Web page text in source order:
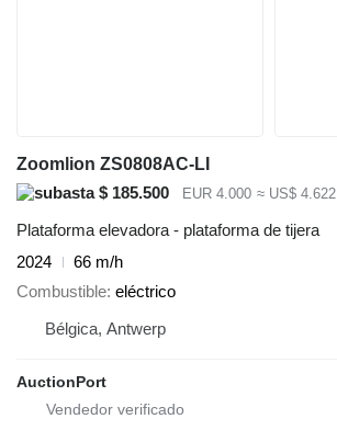
Zoomlion ZS0808AC-LI
$ 185.500
EUR 4.000 ≈ US$ 4.622
Plataforma elevadora - plataforma de tijera
2024
66 m/h
Combustible eléctrico
Bélgica, Antwerp
AuctionPort